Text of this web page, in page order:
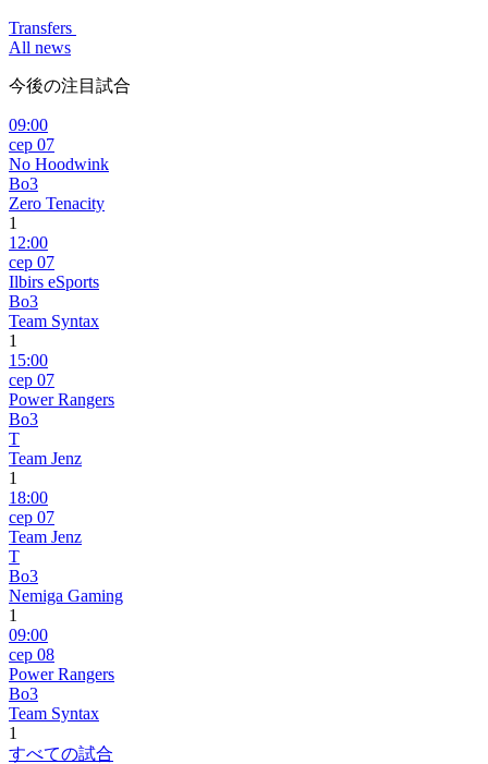
Transfers
All news
今後の注目試合
09:00
сер 07
No Hoodwink
Bo3
Zero Tenacity
1
12:00
сер 07
Ilbirs eSports
Bo3
Team Syntax
1
15:00
сер 07
Power Rangers
Bo3
T
Team Jenz
1
18:00
сер 07
Team Jenz
T
Bo3
Nemiga Gaming
1
09:00
сер 08
Power Rangers
Bo3
Team Syntax
1
すべての試合